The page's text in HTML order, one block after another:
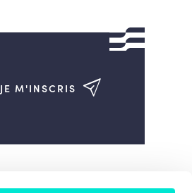
JE M'INSCRIS